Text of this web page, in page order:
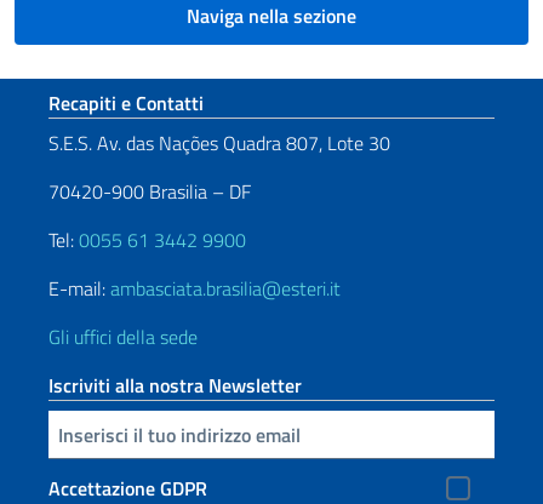
Naviga nella sezione
Sezione footer
Recapiti e Contatti
S.E.S. Av. das Nações Quadra 807, Lote 30
70420-900 Brasilia – DF
Tel:0055 61 3442 9900
E-mail:ambasciata.brasilia@esteri.it
Gli uffici della sede
Iscriviti alla nostra Newsletter
Inserisci la tua email
Accettazione GDPR